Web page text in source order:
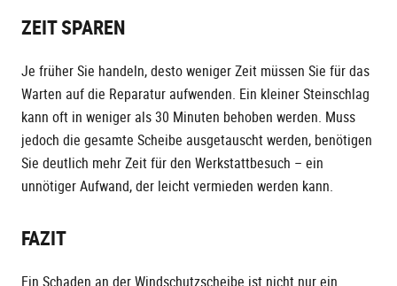
ZEIT SPAREN
Je früher Sie handeln, desto weniger Zeit müssen Sie für das
Warten auf die Reparatur aufwenden. Ein kleiner Steinschlag
kann oft in weniger als 30 Minuten behoben werden. Muss
jedoch die gesamte Scheibe ausgetauscht werden, benötigen
Sie deutlich mehr Zeit für den Werkstattbesuch – ein
unnötiger Aufwand, der leicht vermieden werden kann.
FAZIT
Ein Schaden an der Windschutzscheibe ist nicht nur ein